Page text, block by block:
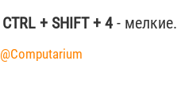
CTRL + SHIFT + 4 - мелкие.
@Computarium